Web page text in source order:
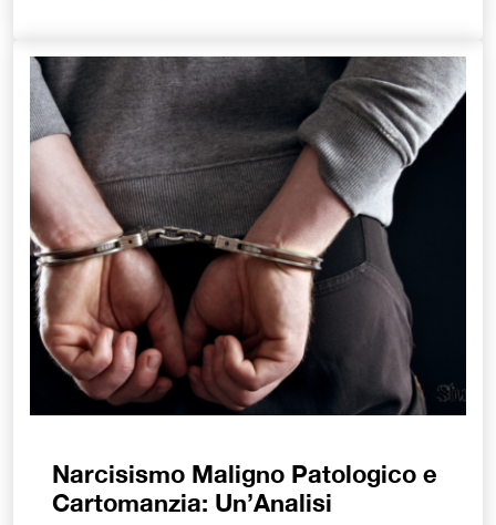
Narcisismo Maligno Patologico e
Cartomanzia: Un’Analisi